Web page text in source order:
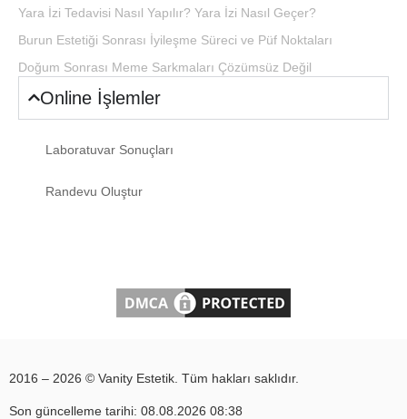
Yara İzi Tedavisi Nasıl Yapılır? Yara İzi Nasıl Geçer?
Burun Estetiği Sonrası İyileşme Süreci ve Püf Noktaları
Doğum Sonrası Meme Sarkmaları Çözümsüz Değil
Online İşlemler
Laboratuvar Sonuçları
Randevu Oluştur
2016 – 2026 © Vanity Estetik. Tüm hakları saklıdır.
Son güncelleme tarihi: 08.08.2026 08:38